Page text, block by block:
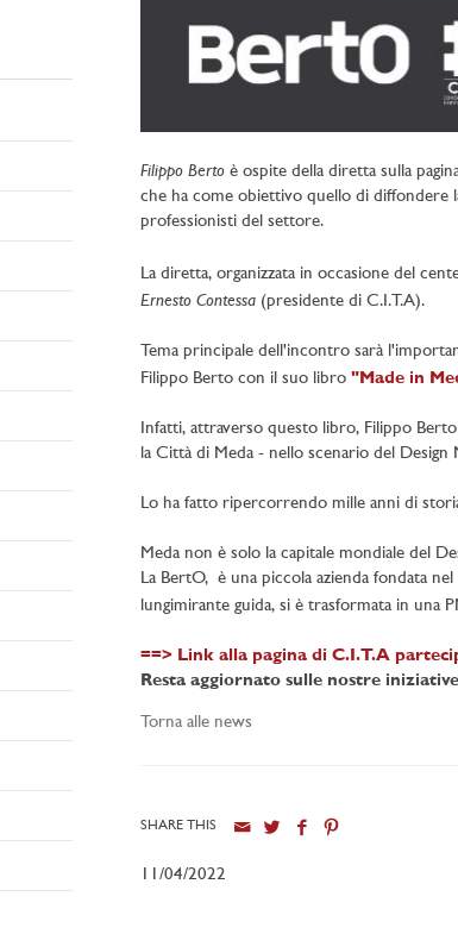
Filippo Berto è ospite della diretta sulla
che ha come obiettivo quello di diffondere
professionisti del settore.
La diretta, organizzata in occasione del
Ernesto Contessa(presidente di C.I.T.A).
Tema principale dell'incontro sarà
Filippo Berto con il suo libro "Made in
Infatti, attraverso questo libro, Filippo
la Città di Meda - nello scenario del Design
Lo ha fatto ripercorrendo mille anni di
Meda non è solo la capitale mondiale del
La BertO, è una piccola azienda fondata
lungimirante guida, si è trasformata in una
==> Link alla pagina di C.I.T.A
Resta aggiornato sulle nostre iniziative
Torna alle news
SHARE THIS
11/04/2022